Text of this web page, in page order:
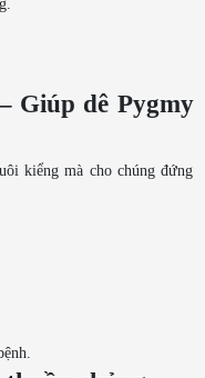
Giúp dê Pygmy
kiểng mà cho chúng đứng